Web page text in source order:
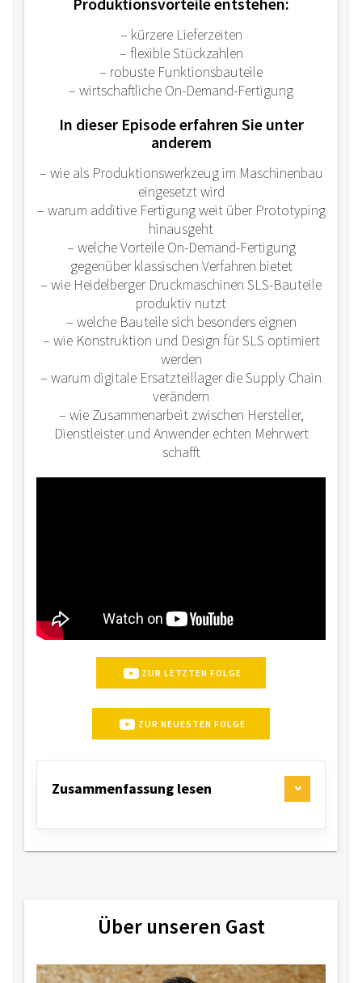
Produktionsvorteile entstehen:
– kürzere Lieferzeiten
– flexible Stückzahlen
– robuste Funktionsbauteile
– wirtschaftliche On-Demand-Fertigung
In dieser Episode erfahren Sie unter
anderem
– wie als Produktionswerkzeug im Maschinenbau
eingesetzt wird
– warum additive Fertigung weit über Prototyping
hinausgeht
– welche Vorteile On-Demand-Fertigung
gegenüber klassischen Verfahren bietet
– wie Heidelberger Druckmaschinen SLS-Bauteile
produktiv nutzt
– welche Bauteile sich besonders eignen
– wie Konstruktion und Design für SLS optimiert
werden
– warum digitale Ersatzteillager die Supply Chain
verändern
– wie Zusammenarbeit zwischen Hersteller,
Dienstleister und Anwender echten Mehrwert
schafft
ZUR LETZTEN FOLGE
ZUR NEUESTEN FOLGE
Zusammenfassung lesen
Über unseren Gast